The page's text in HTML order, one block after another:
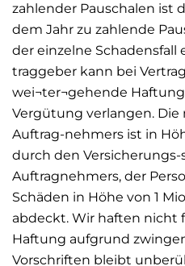
zahlender Pauschalen ist
dem Jahr zu zahlende
der einzelne Schadensfall
traggeber kann bei
wei¬ter¬gehende
Vergütung verlangen.
Auftrag-nehmers ist in
durch den Versicherungs-
Auftragnehmers, der
Schäden in Höhe von 1
abdeckt. Wir haften nicht
Haftung aufgrund
Vorschriften bleibt